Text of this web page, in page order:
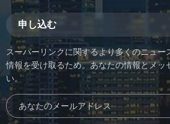
申し込む
スーパーリンクに関するより多くのニュー
情報を受け取るため。あなたの情報とメッ
い。